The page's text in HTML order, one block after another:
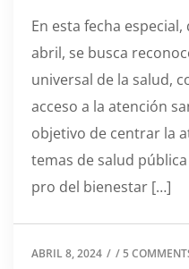
En esta fecha
abril, se busca
universal de la salud,
acceso a la atención
objetivo de centrar la
temas de salud
pro del bienestar […]
ABRIL 8, 2024 / /5